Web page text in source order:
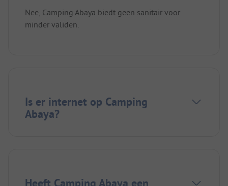
Nee, Camping Abaya biedt geen sanitair voor
minder validen.
Is er internet op Camping
Abaya?
Heeft Camping Abaya een